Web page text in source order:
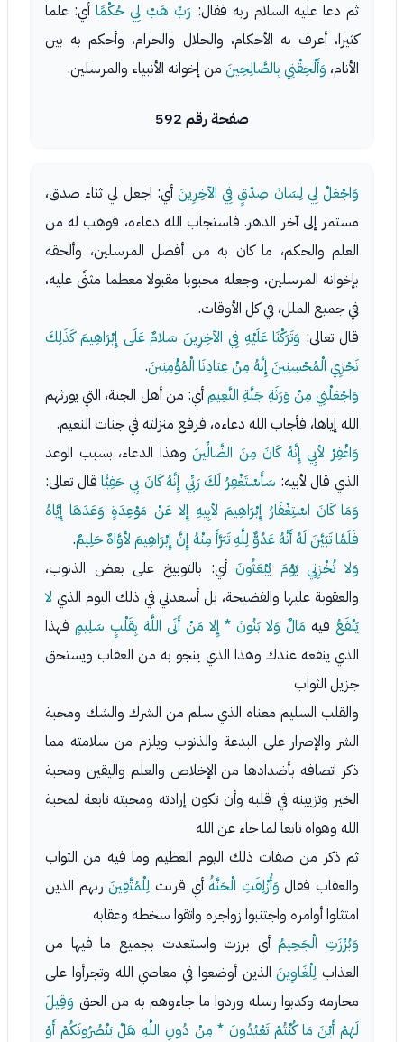
ثم دعا عليه السلام ربه فقال: رَبِّ هَبْ لِي حُكْمًاأي: علما
كثيرا، أعرف به الأحكام، والحلال والحرام، وأحكم به بين
الأنام، وَأَلْحِقْنِي بِالصَّالِحِينَ من إخوانه الأنبياء والمرسلين.
صفحة رقم 592
وَاجْعَلْ لِي لِسَانَ صِدْقٍ فِي الآخِرِينَ أي: اجعل لي ثناء صدق،
مستمر إلى آخر الدهر. فاستجاب الله دعاءه، فوهب له من
العلم والحكم، ما كان به من أفضل المرسلين، وألحقه
بإخوانه المرسلين، وجعله محبوبا مقبولا معظما مثنًى عليه،
في جميع الملل، في كل الأوقات.
قال تعالى: وَتَرَكْنَا عَلَيْهِ فِي الآخِرِينَ سَلامٌ عَلَى إِبْرَاهِيمَ كَذَلِكَ
نَجْزِي الْمُحْسِنِينَ إِنَّهُ مِنْ عِبَادِنَا الْمُؤْمِنِينَ.
وَاجْعَلْنِي مِنْ وَرَثَةِ جَنَّةِ النَّعِيمِأي: من أهل الجنة، التي يورثهم
الله إياها، فأجاب الله دعاءه، فرفع منزلته في جنات النعيم.
وَاغْفِرْ لأبِي إِنَّهُ كَانَ مِنَ الضَّالِّينَوهذا الدعاء، بسبب الوعد
الذي قال لأبيه: سَأَسْتَغْفِرُ لَكَ رَبِّي إِنَّهُ كَانَ بِي حَفِيًّاقال تعالى:
وَمَا كَانَ اسْتِغْفَارُ إِبْرَاهِيمَ لأبِيهِ إِلا عَنْ مَوْعِدَةٍ وَعَدَهَا إِيَّاهُ
فَلَمَّا تَبَيَّنَ لَهُ أَنَّهُ عَدُوٌّ لِلَّهِ تَبَرَّأَ مِنْهُ إِنَّ إِبْرَاهِيمَ لأوَّاهٌ حَلِيمٌ.
وَلا تُخْزِنِي يَوْمَ يُبْعَثُونَأي: بالتوبيخ على بعض الذنوب،
والعقوبة عليها والفضيحة، بل أسعدني في ذلك اليوم الذي لا
يَنْفَعُفيه مَالٌ وَلا بَنُونَ * إِلا مَنْ أَتَى اللَّهَ بِقَلْبٍ سَلِيمٍ فهذا
الذي ينفعه عندك وهذا الذي ينجو به من العقاب ويستحق
جزيل الثواب
والقلب السليم معناه الذي سلم من الشرك والشك ومحبة
الشر والإصرار على البدعة والذنوب ويلزم من سلامته مما
ذكر اتصافه بأضدادها من الإخلاص والعلم واليقين ومحبة
الخير وتزيينه في قلبه وأن تكون إرادته ومحبته تابعة لمحبة
الله وهواه تابعا لما جاء عن الله
ثم ذكر من صفات ذلك اليوم العظيم وما فيه من الثواب
والعقاب فقال وَأُزْلِفَتِ الْجَنَّةُ أي قربت لِلْمُتَّقِينَربهم الذين
امتثلوا أوامره واجتنبوا زواجره واتقوا سخطه وعقابه
وَبُرِّزَتِ الْجَحِيمُأي برزت واستعدت بجميع ما فيها من
العذاب لِلْغَاوِينَالذين أوضعوا في معاصي الله وتجرأوا على
محارمه وكذبوا رسله وردوا ما جاءوهم به من الحق وَقِيلَ
لَهُمْ أَيْنَ مَا كُنْتُمْ تَعْبُدُونَ * مِنْ دُونِ اللَّهِ هَلْ يَنْصُرُونَكُمْ أَوْ